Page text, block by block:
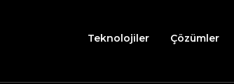
Teknolojiler Çözümler